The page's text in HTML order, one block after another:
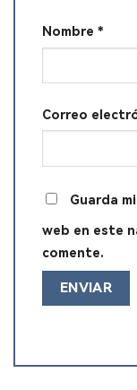
Nombre *
Correo
Guarda
web en este
comente.